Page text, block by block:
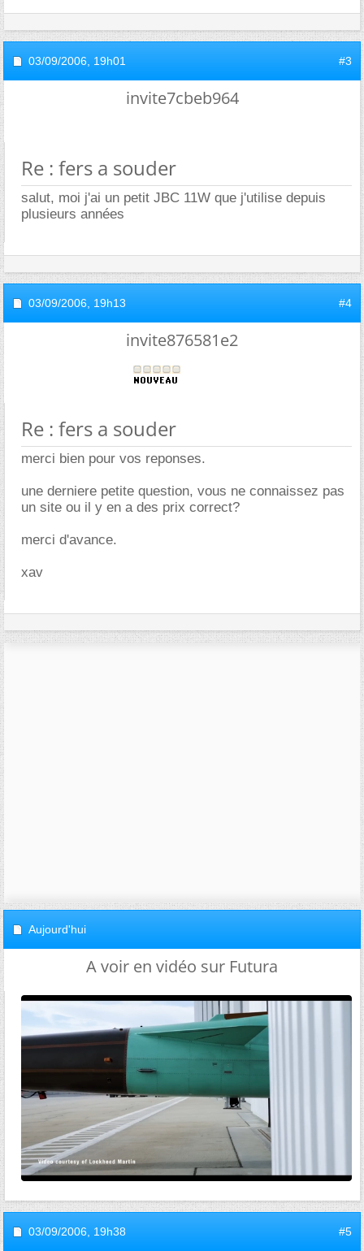
03/09/2006, 19h01 #3
invite7cbeb964
Re : fers a souder
salut, moi j'ai un petit JBC 11W que j'utilise depuis
plusieurs années
03/09/2006, 19h13 #4
invite876581e2
Re : fers a souder
merci bien pour vos reponses.
une derniere petite question, vous ne connaissez pas
un site ou il y en a des prix correct?
merci d'avance.
xav
Aujourd'hui
A voir en vidéo sur Futura
03/09/2006, 19h38 #5